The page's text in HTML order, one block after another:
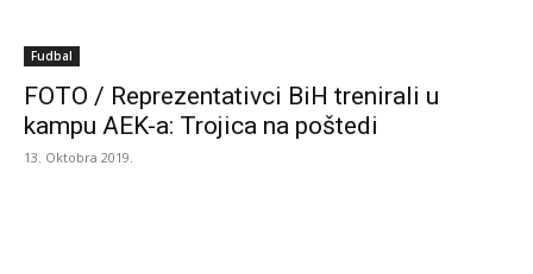
Fudbal
FOTO / Reprezentativci BiH trenirali u
kampu AEK-a: Trojica na poštedi
13. Oktobra 2019.